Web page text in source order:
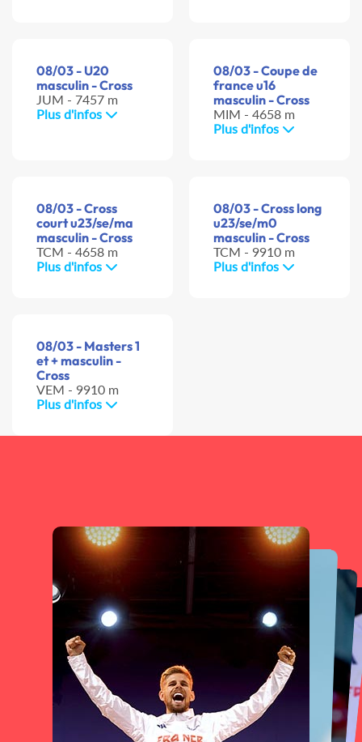
08/03 - U20
masculin - Cross
JUM - 7457 m
Plus d'infos
08/03 - Coupe de
france u16
masculin - Cross
MIM - 4658 m
Plus d'infos
08/03 - Cross
court u23/se/ma
masculin - Cross
TCM - 4658 m
Plus d'infos
08/03 - Cross long
u23/se/m0
masculin - Cross
TCM - 9910 m
Plus d'infos
08/03 - Masters 1
et + masculin -
Cross
VEM - 9910 m
Plus d'infos